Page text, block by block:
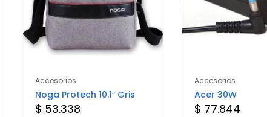
Accesorios
Noga Protech 10.1″ Gris
$ 53.338
Accesorios
Acer 30W
$ 77.844